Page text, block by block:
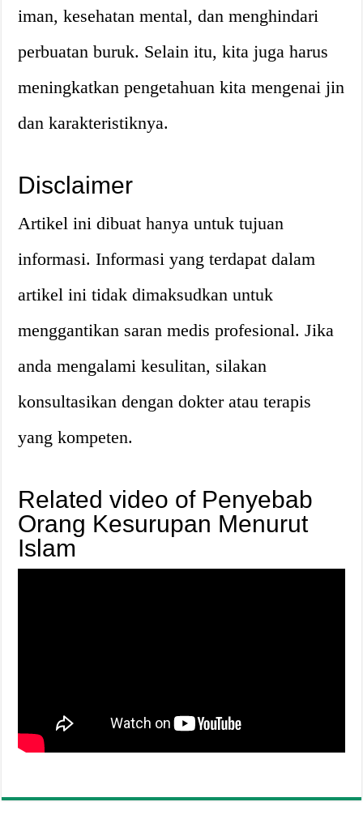
iman, kesehatan mental, dan menghindari
perbuatan buruk. Selain itu, kita juga harus
meningkatkan pengetahuan kita mengenai jin
dan karakteristiknya.
Disclaimer
Artikel ini dibuat hanya untuk tujuan
informasi. Informasi yang terdapat dalam
artikel ini tidak dimaksudkan untuk
menggantikan saran medis profesional. Jika
anda mengalami kesulitan, silakan
konsultasikan dengan dokter atau terapis
yang kompeten.
Related video of Penyebab
Orang Kesurupan Menurut
Islam